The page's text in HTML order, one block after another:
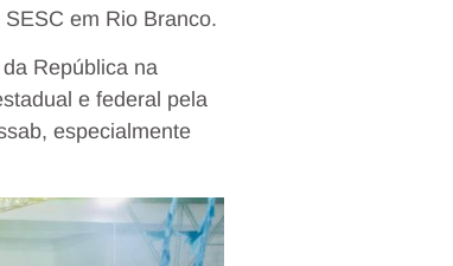
em Rio Branco.
República na
e federal pela
especialmente